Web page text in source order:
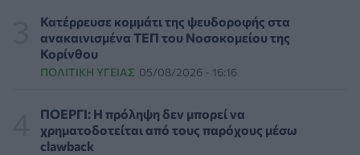
φροντίδα υγείας και την πρόληψη
ΠΟΛΙΤΙΚΉ ΥΓΕΊΑΣ 07/08/2026 - 15:24
Και οι μαϊμούδες έχουν κατοικίδια! Οι επιστήμονες
07/08/2026 - 15:02
Η ΕΙΝΑΠ καταγγέλλει την αιφνιδιαστική ένταξη του
Κατέρρευσε κομμάτι της ψευδοροφής στα
ανακαινισμένα ΤΕΠ του Νοσοκομείου της
Κορίνθου
ΠΟΛΙΤΙΚΉ ΥΓΕΊΑΣ 05/08/2026 - 16:16
ΠΟΕΡΓΙ: Η πρόληψη δεν μπορεί να
χρηματοδοτείται από τους παρόχους μέσω
clawback